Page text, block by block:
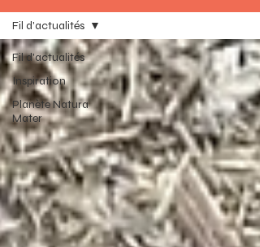
Fil d'actualités
Inspiration
Planète Natura
Mater
Fil d'actualités